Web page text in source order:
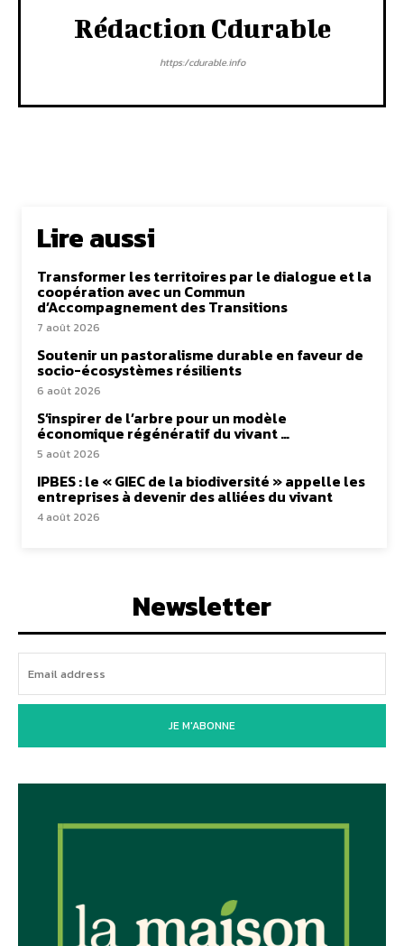
Rédaction Cdurable
https:/cdurable.info
Lire aussi
Transformer les territoires par le dialogue et la
coopération avec un Commun
d’Accompagnement des Transitions
7 août 2026
Soutenir un pastoralisme durable en faveur de
socio-écosystèmes résilients
6 août 2026
S’inspirer de l’arbre pour un modèle
économique régénératif du vivant …
5 août 2026
IPBES : le « GIEC de la biodiversité » appelle les
entreprises à devenir des alliées du vivant
4 août 2026
Newsletter
JE M'ABONNE